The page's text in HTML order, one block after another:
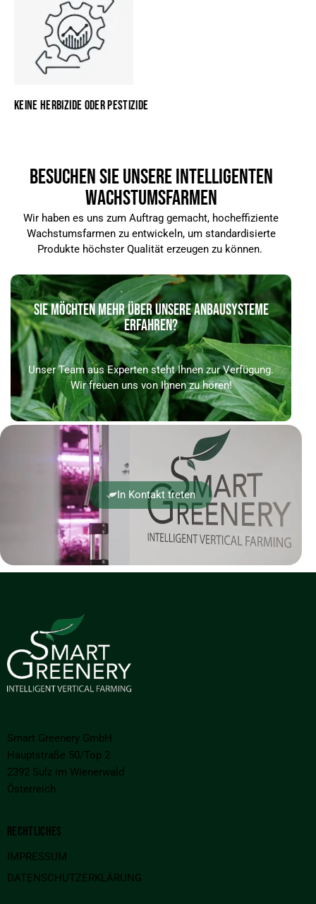
KEINE HERBIZIDE ODER PESTIZIDE
BESUCHEN SIE UNSERE INTELLIGENTEN
WACHSTUMSFARMEN
Wir haben es uns zum Auftrag gemacht, hocheffiziente
Wachstumsfarmen zu entwickeln, um standardisierte
Produkte höchster Qualität erzeugen zu können.
SIE MÖCHTEN MEHR ÜBER UNSERE ANBAUSYSTEME
ERFAHREN?
Unser Team aus Experten steht Ihnen zur Verfügung.
Wir freuen uns von Ihnen zu hören!
In Kontakt treten
Smart Greenery GmbH
Hauptstraße 50/Top 2
2392 Sulz im Wienerwald
Österreich
RECHTLICHES
IMPRESSUM
DATENSCHUTZERKLÄRUNG